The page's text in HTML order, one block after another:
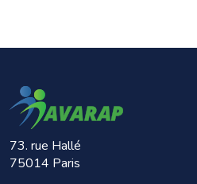
73. rue Hallé
75014 Paris